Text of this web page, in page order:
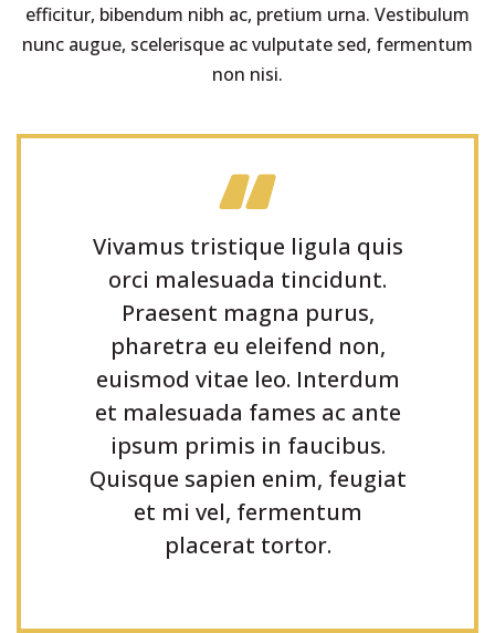
efficitur, bibendum nibh ac, pretium urna. Vestibulum
nunc augue, scelerisque ac vulputate sed, fermentum
non nisi.
Vivamus tristique ligula quis
orci malesuada tincidunt.
Praesent magna purus,
pharetra eu eleifend non,
euismod vitae leo. Interdum
et malesuada fames ac ante
ipsum primis in faucibus.
Quisque sapien enim, feugiat
et mi vel, fermentum
placerat tortor.